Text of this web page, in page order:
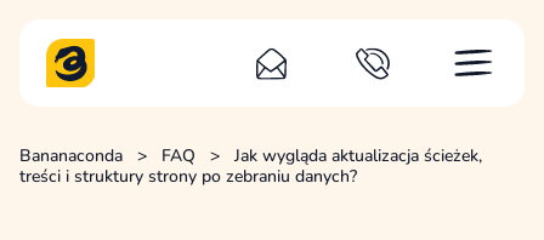
Bananaconda > FAQ >
Jak wygląda aktualizacja ścieżek,
treści i struktury strony po zebraniu danych?